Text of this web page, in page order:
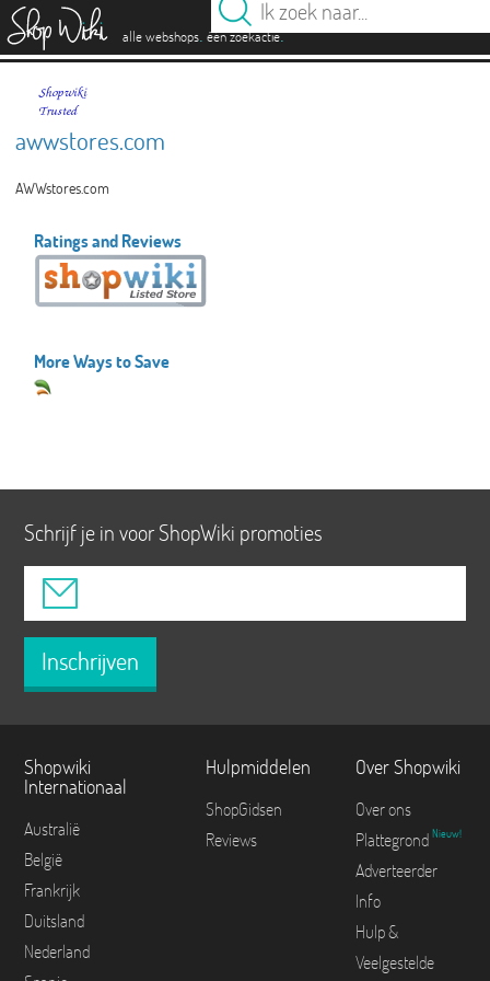
alle webshops. één zoekactie.
awwstores.com
AWWstores.com
Ratings and Reviews
More Ways to Save
Schrijf je in voor ShopWiki promoties
Inschrijven
Shopwiki
Internationaal
Australië
België
Frankrijk
Duitsland
Nederland
Hulpmiddelen
ShopGidsen
Reviews
Over Shopwiki
Over ons
Plattegrond Nieuw!
Adverteerder
Info
Hulp &
Veelgestelde